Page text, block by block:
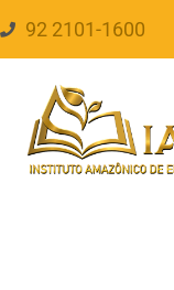
92 2101-1600